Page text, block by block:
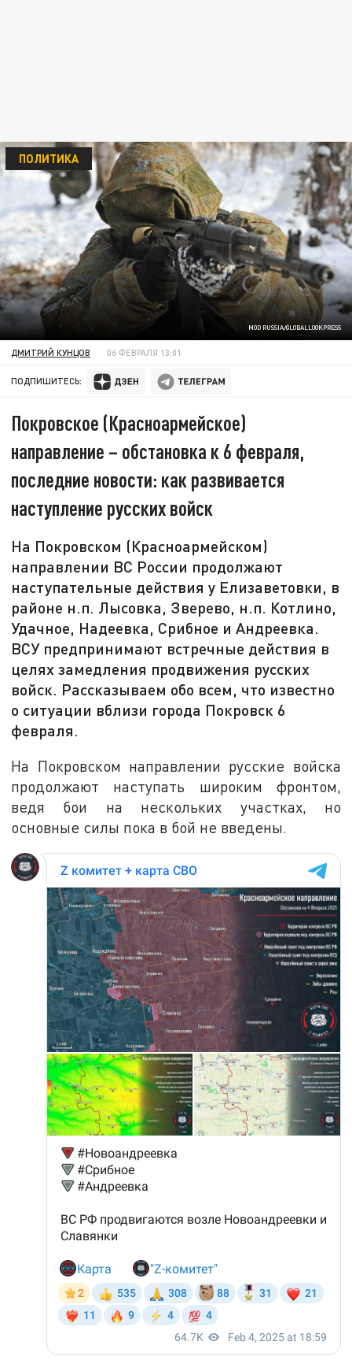
MOD RUSSIA/GLOBALLOOKPRESS
ПОЛИТИКА
ДМИТРИЙ КУНЦОВ 06 ФЕВРАЛЯ 13:01
ПОДПИШИТЕСЬ:
Покровское (Красноармейское)
направление – обстановка к 6 февраля,
последние новости: как развивается
наступление русских войск
На Покровском (Красноармейском)
направлении ВС России продолжают
наступательные действия у Елизаветовки, в
районе н.п. Лысовка, Зверево, н.п. Котлино,
Удачное, Надеевка, Срибное и Андреевка.
ВСУ предпринимают встречные действия в
целях замедления продвижения русских
войск. Рассказываем обо всем, что известно
о ситуации вблизи города Покровск 6
февраля.
На Покровском направлении русские войска
продолжают наступать широким фронтом,
ведя бои на нескольких участках, но
основные силы пока в бой не введены.